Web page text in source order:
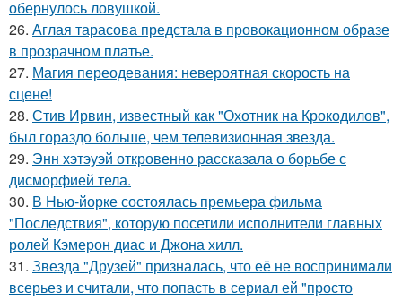
обернулось ловушкой.
26. Аглая тарасова предстала в провокационном образе
в прозрачном платье.
27. Магия переодевания: невероятная скорость на
сцене!
28. Стив Ирвин, известный как "Охотник на Крокодилов",
был гораздо больше, чем телевизионная звезда.
29. Энн хэтэуэй откровенно рассказала о борьбе с
дисморфией тела.
30. В Нью-йорке состоялась премьера фильма
"Последствия", которую посетили исполнители главных
ролей Кэмерон диас и Джона хилл.
31. Звезда "Друзей" призналась, что её не воспринимали
всерьез и считали, что попасть в сериал ей "просто